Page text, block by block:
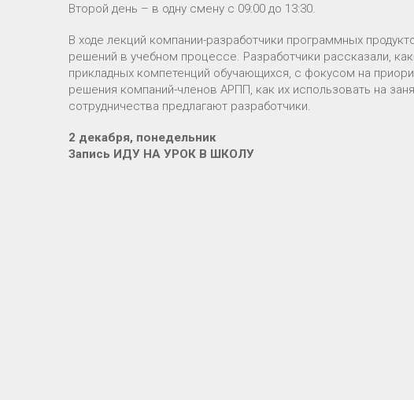
Второй день – в одну смену с 09:00 до 13:30.
В ходе лекций компании-разработчики программных
решений в учебном процессе. Разработчики рассказали,
прикладных компетенций обучающихся, с фокусом на
решения компаний-членов АРПП, как их использовать на
сотрудничества предлагают разработчики.
2 декабря, понедельник
Запись ИДУ НА УРОК В ШКОЛУ